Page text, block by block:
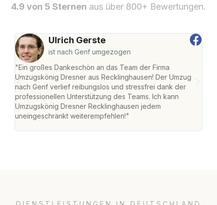
4.9 von 5 Sternen aus über 800+ Bewertungen.
Ulrich Gerste
ist nach Genf umgezogen
"Ein großes Dankeschön an das Team der Firma
Umzugskönig Dresner aus Recklinghausen! Der Umzug
nach Genf verlief reibungslos und stressfrei dank der
professionellen Unterstützung des Teams. Ich kann
Umzugskönig Dresner Recklinghausen jedem
uneingeschränkt weiterempfehlen!"